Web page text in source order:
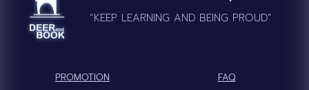
“KEEP LEARNING AND BEING PROUD”
PROMOTION
FAQ